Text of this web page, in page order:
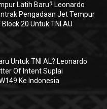
Latih Baru? Leonardo
Pengadaan Jet Tempur
Block 20 Untuk TNI AU
Untuk TNI AL? Leonardo
Of Intent Suplai
Ke Indonesia